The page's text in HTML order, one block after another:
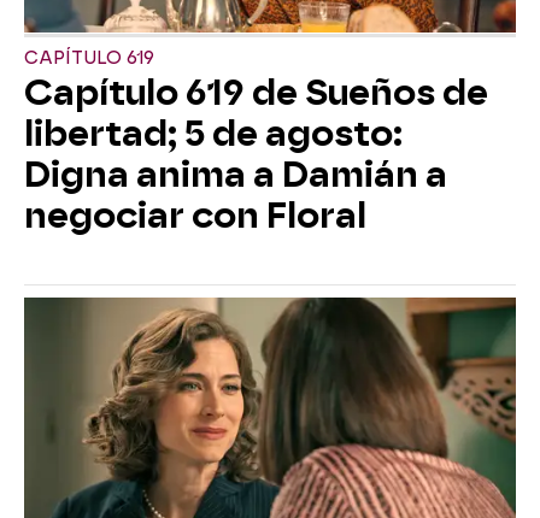
CAPÍTULO 619
Capítulo 619 de Sueños de
libertad; 5 de agosto:
Digna anima a Damián a
negociar con Floral